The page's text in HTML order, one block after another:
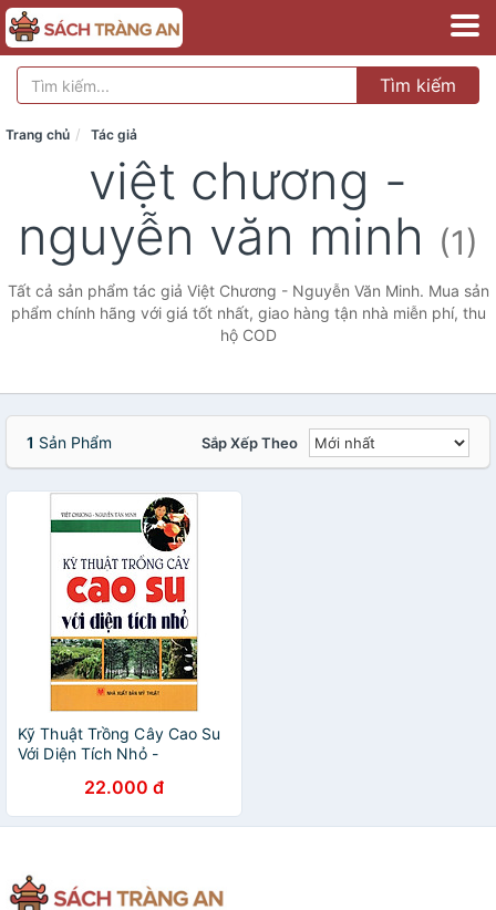
Tìm kiếm
Trang chủ Tác giả
việt chương -
nguyễn văn minh (1)
Tất cả sản phẩm tác giả Việt Chương - Nguyễn Văn Minh. Mua sản
phẩm chính hãng với giá tốt nhất, giao hàng tận nhà miễn phí, thu
hộ COD
1 Sản Phẩm Sắp Xếp Theo
Kỹ Thuật Trồng Cây Cao Su
Với Diện Tích Nhỏ -
22.000 đ